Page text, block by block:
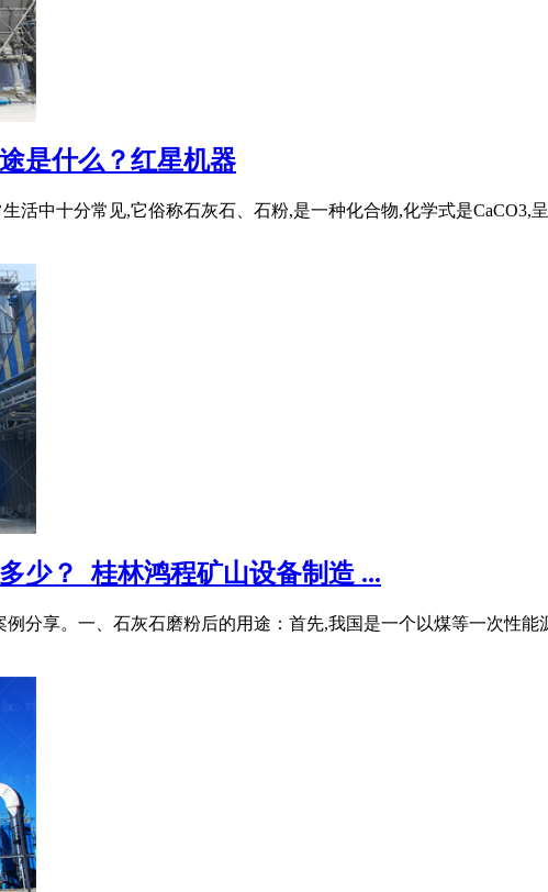
是什么？红星机器
活中十分常见,它俗称石灰石、石粉,是一种化合物,化学式是CaCO3,
少？_桂林鸿程矿山设备制造 ...
分享。一、石灰石磨粉后的用途：首先,我国是一个以煤等一次性